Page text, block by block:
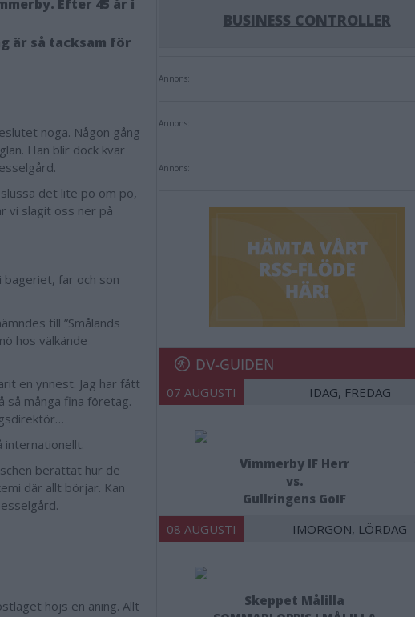
Efter 45 år i
är så tacksam för
noga. Någon gång
Han blir dock kvar
det lite pö om pö,
vi slagit oss ner på
far och son
till ”Smålands
hos välkände
en ynnest. Jag har fått
så många fina företag.
internationellt.
berättat hur de
där allt börjar. Kan
höjs en aning. Allt
BUSINESS CONTROLLER
Annons:
Annons:
Annons:
DV-GUIDEN
07 AUGUSTI IDAG, FREDAG
Vimmerby IF Herr
vs.
Gullringens GoIF
08 AUGUSTI IMORGON, LÖRDAG
Skeppet Målilla